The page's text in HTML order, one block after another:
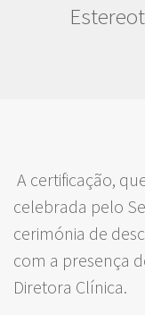
A certificação,
celebrada pelo
cerimónia de
com a presença
Diretora Clínica.